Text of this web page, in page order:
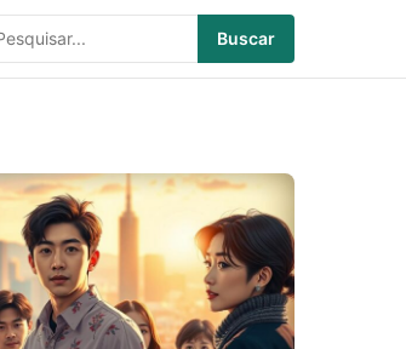
Buscar